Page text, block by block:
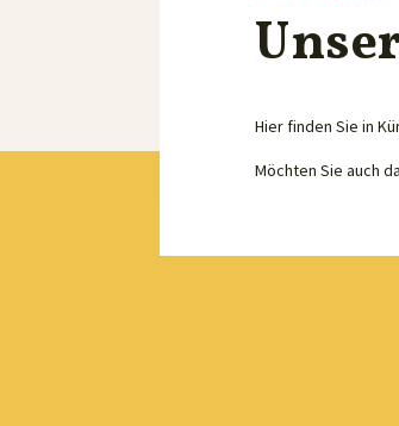
Hier finden Sie in
Möchten Sie auch